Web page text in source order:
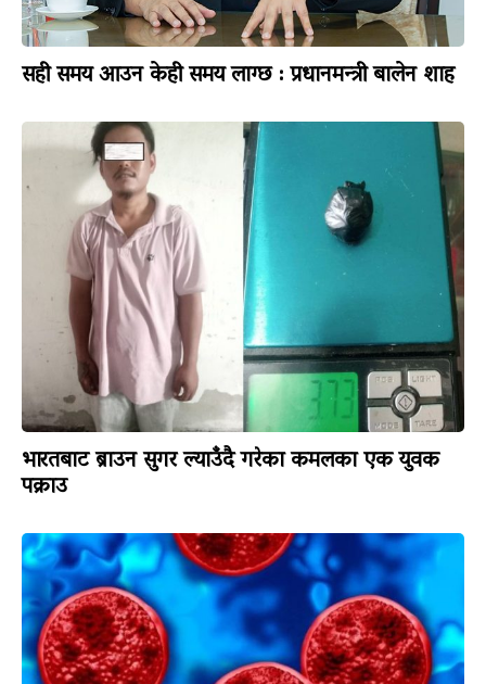
सही समय आउन केही समय लाग्छ : प्रधानमन्त्री बालेन शाह
भारतबाट ब्राउन सुगर ल्याउँदै गरेका कमलका एक युवक
पक्राउ